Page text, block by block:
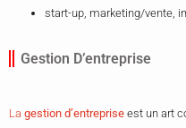
start-up, marketing/vente,
Gestion D’entreprise
La gestion d’entreprise est un art